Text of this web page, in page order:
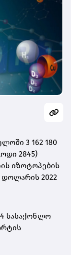
3 162 180
2845)
იზოტოპების
დოლარის 2022
სასაქონლო